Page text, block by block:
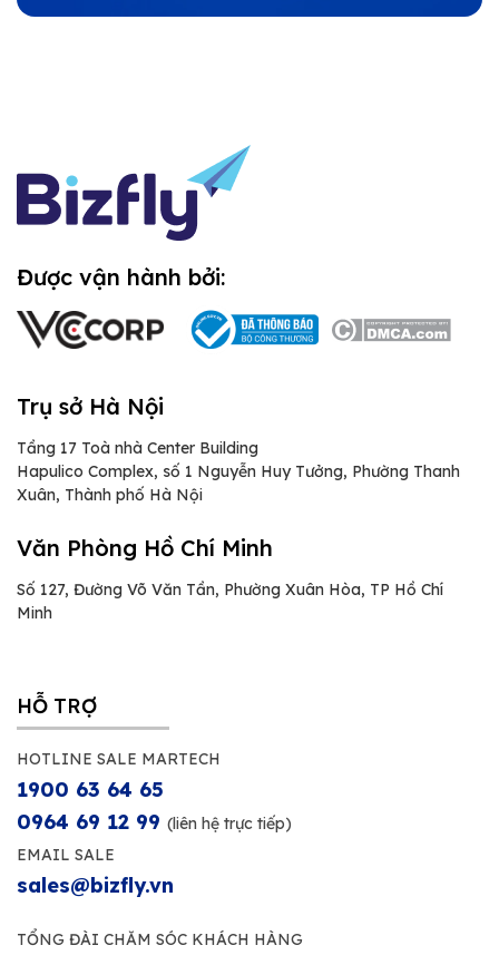
Được vận hành bởi:
Trụ sở Hà Nội
Tầng 17 Toà nhà Center Building
Hapulico Complex, số 1 Nguyễn Huy Tưởng, Phường Thanh
Xuân, Thành phố Hà Nội
Văn Phòng Hồ Chí Minh
Số 127, Đường Võ Văn Tần, Phường Xuân Hòa, TP Hồ Chí
Minh
HỖ TRỢ
HOTLINE SALE MARTECH
1900 63 64 65
0964 69 12 99 (liên hệ trực tiếp)
EMAIL SALE
sales@bizfly.vn
TỔNG ĐÀI CHĂM SÓC KHÁCH HÀNG